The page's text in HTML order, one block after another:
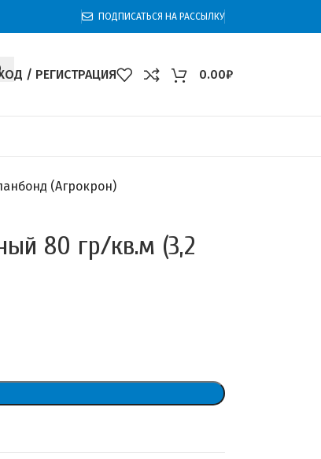
ПОДПИСАТЬСЯ НА РАССЫЛКУ
/ РЕГИСТРАЦИЯ 0.00₽
(Агрокрон)
80 гр/кв.м (3,2